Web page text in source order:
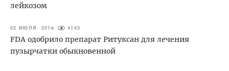
лейкозом
02 ИЮЛЯ 2018 4143
FDA одобрило препарат Ритуксан для лечения
пузырчатки обыкновенной